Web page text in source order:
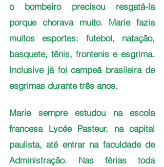
o bombeiro precisou resgatá-la
porque chorava muito. Marie fazia
muitos esportes: futebol, natação,
basquete, tênis, frontenis e esgrima.
Inclusive já foi campeã brasileira de
esgrimas durante três anos.
Marie sempre estudou na escola
francesa Lycée Pasteur, na capital
paulista, até entrar na faculdade de
Administração. Nas férias toda